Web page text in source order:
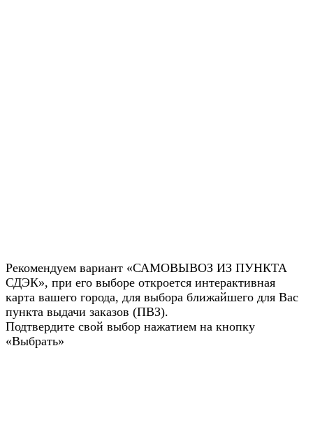
Рекомендуем вариант «САМОВЫВОЗ ИЗ ПУНКТА
СДЭК», при его выборе откроется интерактивная
карта вашего города, для выбора ближайшего для Вас
пункта выдачи заказов (ПВЗ).
Подтвердите свой выбор нажатием на кнопку
«Выбрать»